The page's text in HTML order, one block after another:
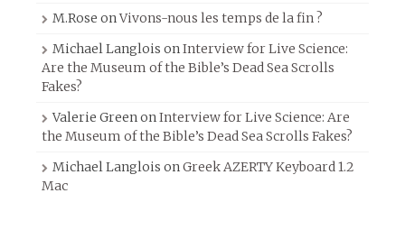
M.Rose onVivons-nous les temps de la fin ?
Michael Langlois onInterview for Live Science:
Are the Museum of the Bible’s Dead Sea Scrolls
Fakes?
Valerie GreenonInterview for Live Science: Are
the Museum of the Bible’s Dead Sea Scrolls Fakes?
Michael Langlois onGreek AZERTY Keyboard 1.2
Mac